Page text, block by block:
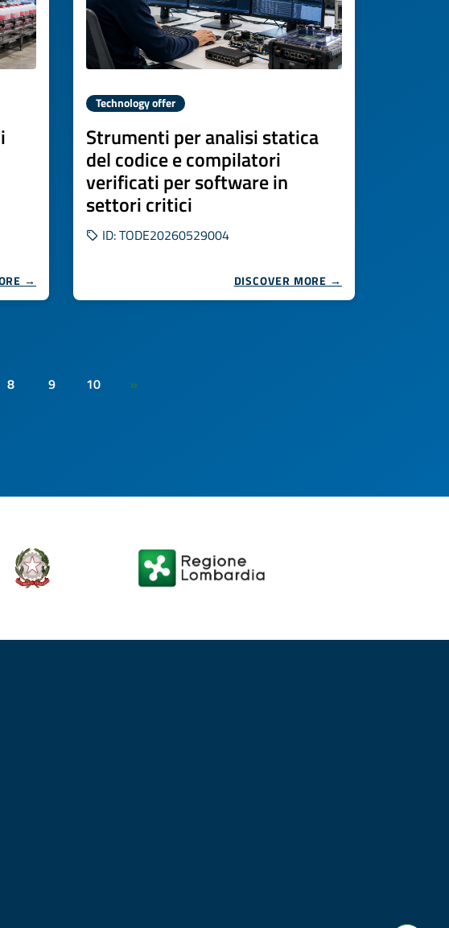
→
Technology offer
Strumenti per analisi statica
del codice e compilatori
verificati per software in
settori critici
ID: TODE20260529004
DISCOVER MORE →
8 9 10 »